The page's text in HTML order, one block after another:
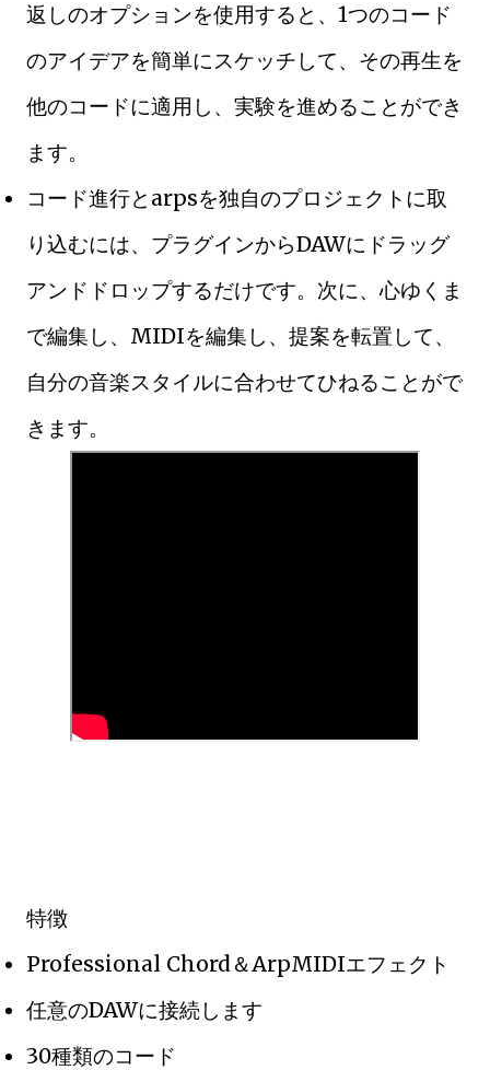
返しのオプションを使用すると、1つのコード
のアイデアを簡単にスケッチして、その再生を
他のコードに適用し、実験を進めることができ
ます。
コード進行とarpsを独自のプロジェクトに取
り込むには、プラグインからDAWにドラッグ
アンドドロップするだけです。次に、心ゆくま
で編集し、MIDIを編集し、提案を転置して、
自分の音楽スタイルに合わせてひねることがで
きます。
特徴
Professional Chord＆ArpMIDIエフェクト
任意のDAWに接続します
30種類のコード